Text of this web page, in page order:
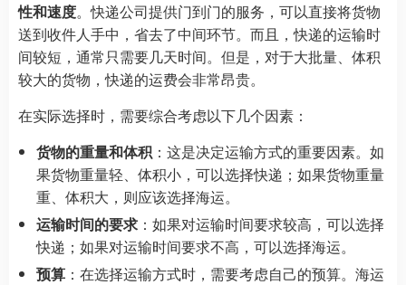
性和速度。快递公司提供门到门的服务，可以直接将货物
送到收件人手中，省去了中间环节。而且，快递的运输时
间较短，通常只需要几天时间。但是，对于大批量、体积
较大的货物，快递的运费会非常昂贵。
在实际选择时，需要综合考虑以下几个因素：
货物的重量和体积 ：这是决定运输方式的重要因素。如
果货物重量轻、体积小，可以选择快递；如果货物重量
重、体积大，则应该选择海运。
运输时间的要求 ：如果对运输时间要求较高，可以选择
快递；如果对运输时间要求不高，可以选择海运。
预算 ：在选择运输方式时，需要考虑自己的预算。海运